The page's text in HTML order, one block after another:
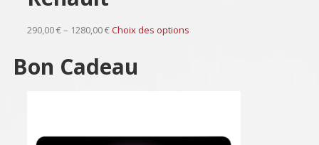
290,00 € – 1280,00 €Choix des options
Bon Cadeau